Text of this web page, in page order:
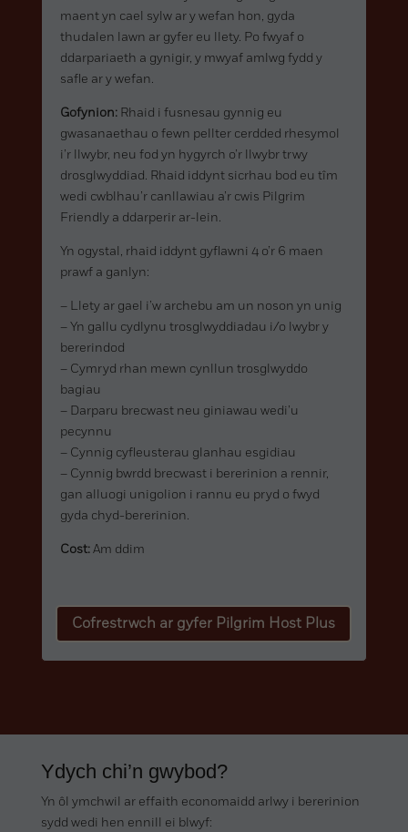
maent yn cael sylw ar y wefan hon, gyda
thudalen lawn ar gyfer eu llety. Po fwyaf o
ddarpariaeth a gynigir, y mwyaf amlwg fydd y
safle ar y wefan.
Gofynion: Rhaid i fusnesau gynnig eu
gwasanaethau o fewn pellter cerdded rhesymol
i’r llwybr, neu fod yn hygyrch o’r llwybr trwy
drosglwyddiad. Rhaid iddynt sicrhau bod eu tîm
wedi cwblhau’r canllawiau a’r cwis Pilgrim
Friendly a ddarperir ar-lein.
Yn ogystal, rhaid iddynt gyflawni 4 o’r 6 maen
prawf a ganlyn:
– Llety ar gael i’w archebu am un noson yn unig
– Yn gallu cydlynu trosglwyddiadau i/o lwybr y
bererindod
– Cymryd rhan mewn cynllun trosglwyddo
bagiau
– Darparu brecwast neu giniawau wedi’u
pecynnu
– Cynnig cyfleusterau glanhau esgidiau
– Cynnig bwrdd brecwast i bererinion a rennir,
gan alluogi unigolion i rannu eu pryd o fwyd
gyda chyd-bererinion.
Cost:Am ddim
Cofrestrwch ar gyfer Pilgrim Host Plus
Ydych chi’n gwybod?
Yn ôl ymchwil ar effaith economaidd arlwy i bererinion
sydd wedi hen ennill ei blwyf: